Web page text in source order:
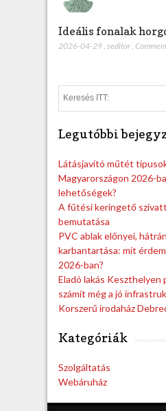
Ideális fonalak
2026-04-29, seditor,
Legutóbbi
Látásjavító műtét
Magyarországon 2026-
lehetőségek?
A fűtési keringető
bemutatása
PVC ablak előnyei,
karbantartása: mit
2026-ban?
Eladó lakás Keszthelyen
számít még a jó
Korszerű irodaház
Kategóriák
Szolgáltatás
Webáruház